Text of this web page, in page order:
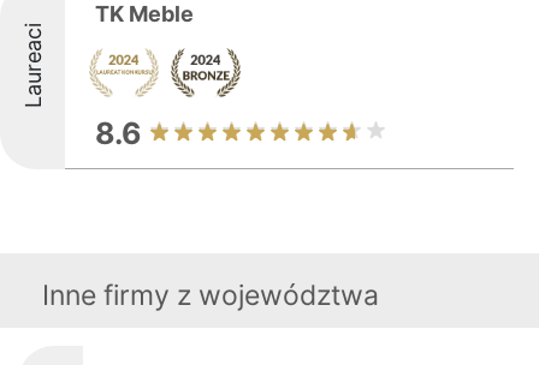
Laureaci
TK Meble
8.6
Inne firmy z województwa